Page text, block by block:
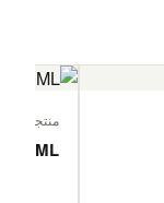
منتجات Royal Smells
ML